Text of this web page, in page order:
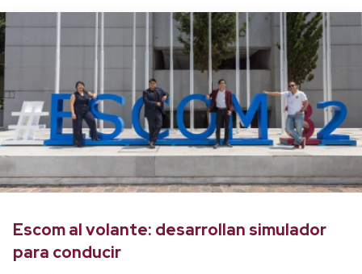
Escom al volante: desarrollan simulador
para conducir